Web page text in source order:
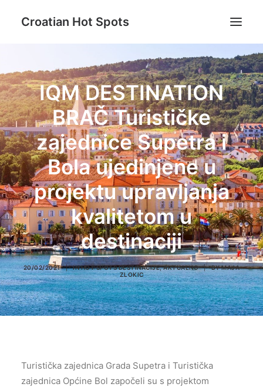
Croatian Hot Spots
Aktivni odmor
Gastro
Destinacije
Lifestyle
Magazin
Blog
O nama
Search
IQM DESTINATION
BRAČ Turističke
zajednice Supetra i
Bola ujedinjene u
projektu upravljanja
kvalitetom u
destinaciji
20/02/2021 | INHOT SPOTS DESTINACIJE,AKTUALNO | BYMAJA
ZLOKIC
Turistička zajednica Grada Supetra i Turistička
zajednica Općine Bol započeli su s projektom